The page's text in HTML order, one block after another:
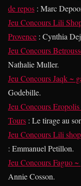
de repos : Marc
Jeu Concours Lili
Provence : Cynthia
Jeu Concours
Nathalie Muller.
Jeu Concours Jaqk ~
Godebille.
Jeu Concours
Tours : Le tirage au
Jeu Concours Lili
: Emmanuel Petillon.
Jeu Concours Faguo
Annie Cosson.